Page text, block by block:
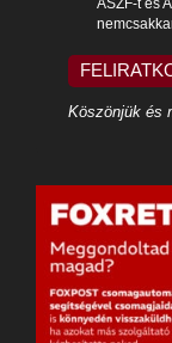
ÁSZF-t és
Köszönjük és